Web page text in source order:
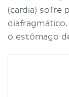
(cardia) sofre
o estômago